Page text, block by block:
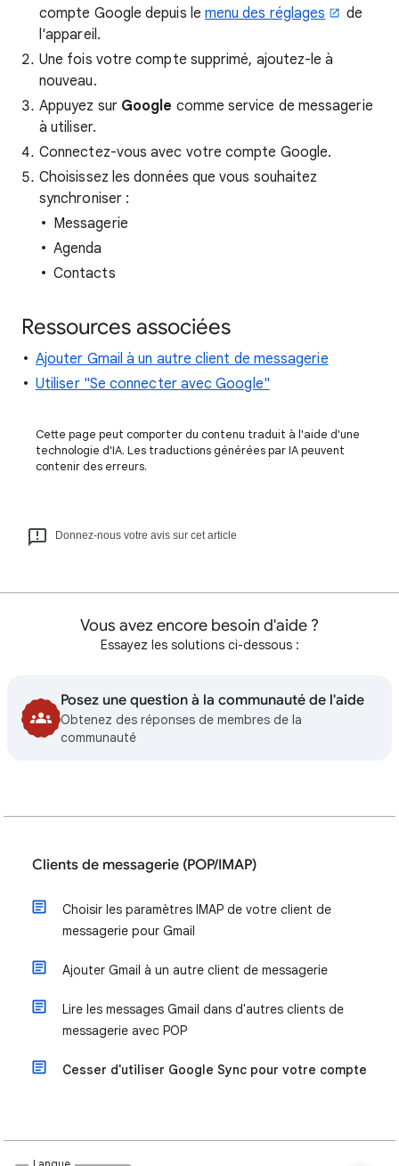
compte Google depuis le menu des réglages
de
l'appareil.
Une fois votre compte supprimé, ajoutez-le à
nouveau.
Appuyez sur Google comme service de messagerie
à utiliser.
Connectez-vous avec votre compte Google.
Choisissez les données que vous souhaitez
synchroniser :
Messagerie
Agenda
Contacts
Ressources associées
Ajouter Gmail à un autre client de messagerie
Utiliser "Se connecter avec Google"
Cette page peut comporter du contenu traduit à l'aide d'une
technologie d'IA. Les traductions générées par IA peuvent
contenir des erreurs.
Donnez-nous votre avis sur cet article
Vous avez encore besoin d'aide ?
Essayez les solutions ci-dessous :
Posez une question à la communauté de l'aide
Obtenez des réponses de membres de la
communauté
Clients de messagerie (POP/IMAP)
Choisir les paramètres IMAP de votre client de
messagerie pour Gmail
Ajouter Gmail à un autre client de messagerie
Lire les messages Gmail dans d'autres clients de
messagerie avec POP
Cesser d'utiliser Google Sync pour votre compte